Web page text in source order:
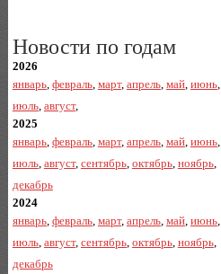
Новости по годам
2026
январь, февраль, март, апрель, май, июнь,
июль, август,
2025
январь, февраль, март, апрель, май, июнь,
июль, август, сентябрь, октябрь, ноябрь,
декабрь
2024
январь, февраль, март, апрель, май, июнь,
июль, август, сентябрь, октябрь, ноябрь,
декабрь